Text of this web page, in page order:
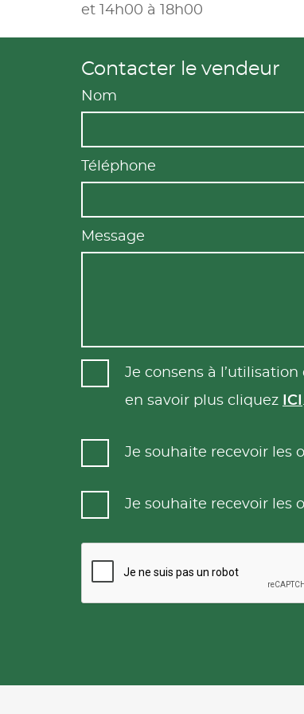
et 14h00 à 18h00
Contacter le vendeur
Nom
Téléphone
Message
Je consens à
en savoir plus cliquez
ICI .
Je souhaite recevoir les
Je souhaite recevoir les